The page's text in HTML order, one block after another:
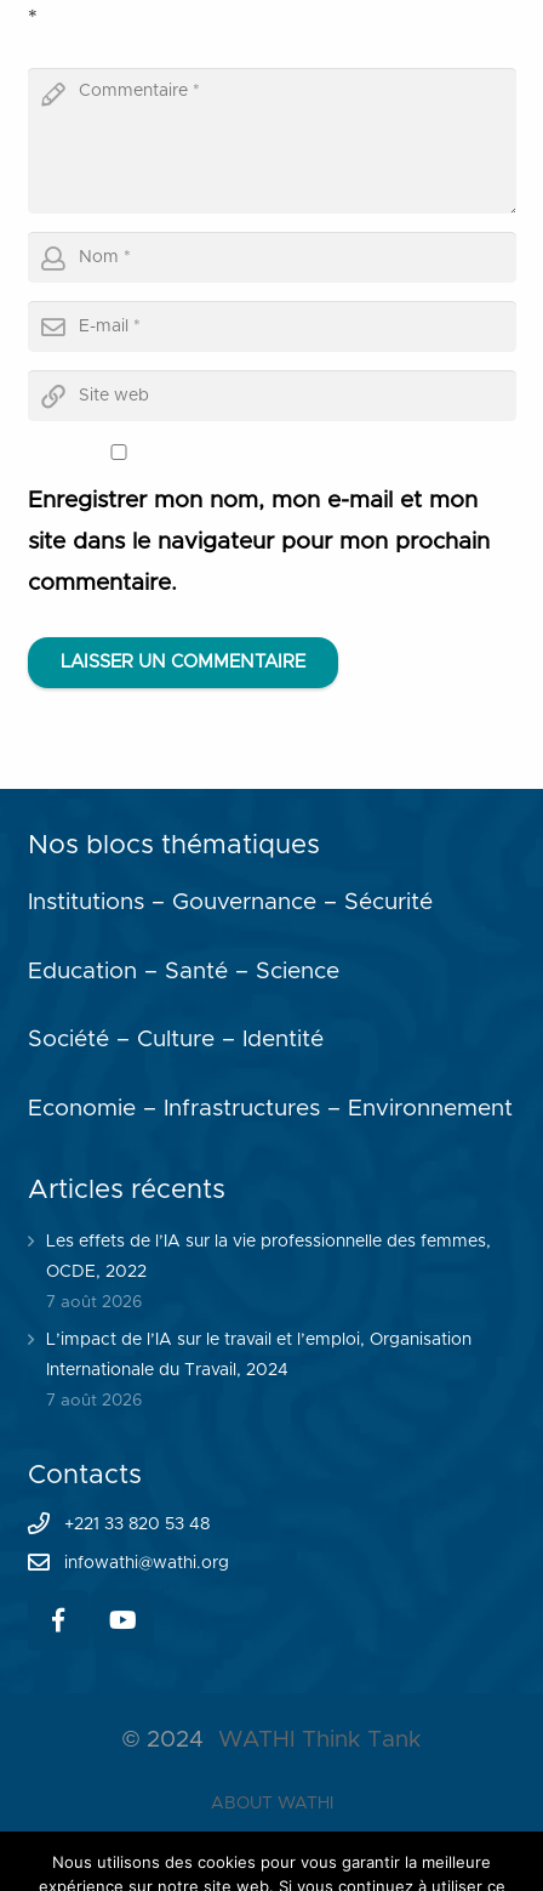
*
Enregistrer mon nom, mon e-mail et mon
site dans le navigateur pour mon prochain
commentaire.
LAISSER UN COMMENTAIRE
Nos blocs thématiques
Institutions – Gouvernance – Sécurité
Education – Santé – Science
Société – Culture – Identité
Economie – Infrastructures – Environnement
Articles récents
Les effets de l’IA sur la vie professionnelle des femmes,
OCDE, 2022
7 août 2026
L’impact de l’IA sur le travail et l’emploi, Organisation
Internationale du Travail, 2024
7 août 2026
Contacts
+221 33 820 53 48
infowathi@wathi.org
© 2024 WATHI Think Tank
ABOUT WATHI
THE LAB
Nous utilisons des cookies pour vous garantir la meilleure
expérience sur notre site web. Si vous continuez à utiliser ce